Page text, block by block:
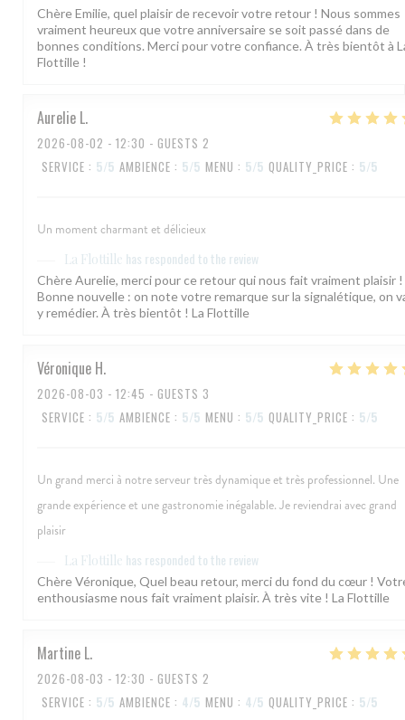
Chère Emilie, quel plaisir de recevoir votre retour ! Nous sommes
vraiment heureux que votre anniversaire se soit passé dans de
bonnes conditions. Merci pour votre confiance. À très bientôt à
Flottille !
Aurelie L
2026-08-02 - 12:30 - GUESTS 2
SERVICE : 5/5 AMBIENCE : 5/5 MENU : 5/5 QUALITY_PRICE : 5/5
Un moment charmant et délicieux
La Flottille has responded to the review
Chère Aurelie, merci pour ce retour qui nous fait vraiment plaisir !
Bonne nouvelle : on note votre remarque sur la signalétique, on
y remédier. À très bientôt ! La Flottille
Véronique H
2026-08-03 - 12:45 - GUESTS 3
SERVICE : 5/5 AMBIENCE : 5/5 MENU : 5/5 QUALITY_PRICE : 5/5
Un grand merci à notre serveur très dynamique et très professionnel. Une
grande expérience et une gastronomie inégalable. Je reviendrai avec grand
plaisir
La Flottille has responded to the review
Chère Véronique, Quel beau retour, merci du fond du cœur !
enthousiasme nous fait vraiment plaisir. À très vite ! La Flottille
Martine L
2026-08-03 - 12:30 - GUESTS 2
SERVICE : 5/5 AMBIENCE : 4/5 MENU : 4/5 QUALITY_PRICE : 5/5